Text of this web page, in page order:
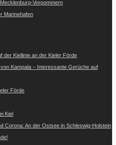
Vorpommern
Marinehafen
der Kiellinie an der Kieler Förde
Kampala – Interessante Gerüche auf
Förde
Kiel
Corona: An der Ostsee in Schleswig-Holstein